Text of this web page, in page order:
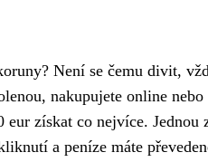
Není se čemu divit,
nakupujete online
získat co nejvíce. Jednou
a peníze máte